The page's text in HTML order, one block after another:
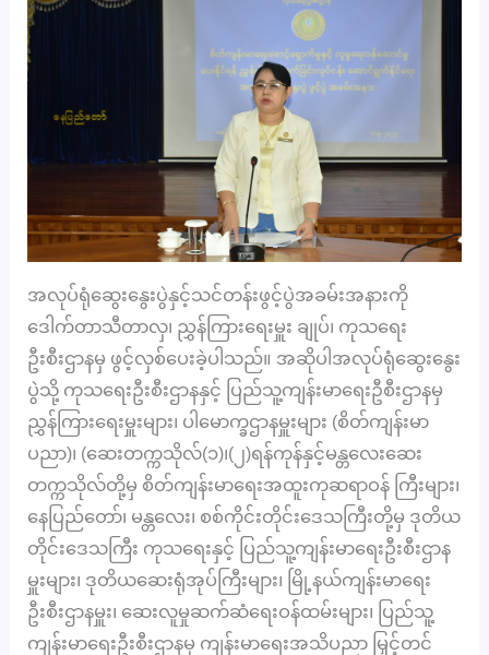
အလုပ်ရုံဆွေးနွေးပွဲနှင့်သင်တန်းဖွင့်ပွဲအခမ်းအနားကို
ဒေါက်တာသီတာလှ၊ ညွှန်ကြားရေးမှူး ချုပ်၊ ကုသရေး
ဦးစီးဌာနမှ ဖွင့်လှစ်ပေးခဲ့ပါသည်။ အဆိုပါအလုပ်ရုံဆွေးနွေး
ပွဲသို့ ကုသရေးဦးစီးဌာနနှင့် ပြည်သူ့ကျန်းမာရေးဦစီးဌာနမှ
ညွှန်ကြားရေးမှူးများ၊ ပါမောက္ခဌာနမှူးများ (စိတ်ကျန်းမာ
ပညာ)၊ (ဆေးတက္ကသိုလ်(၁)၊(၂)ရန်ကုန်နှင့်မန္တလေးဆေး
တက္ကသိုလ်တို့မှ စိတ်ကျန်းမာရေးအထူးကုဆရာဝန် ကြီးများ၊
နေပြည်တော်၊ မန္တလေး၊ စစ်ကိုင်းတိုင်းဒေသကြီးတို့မှ ဒုတိယ
တိုင်းဒေသကြီး ကုသရေးနှင့် ပြည်သူ့ကျန်းမာရေးဦးစီးဌာန
မှူးများ၊ ဒုတိယဆေးရုံအုပ်ကြီးများ၊ မြို့နယ်ကျန်းမာရေး
ဦးစီးဌာနမှူး၊ ဆေးလူမှုဆက်ဆံရေးဝန်ထမ်းများ၊ ပြည်သူ့
ကျန်းမာရေးဦးစီးဌာနမှ ကျန်းမာရေးအသိပညာ မြှင့်တင်